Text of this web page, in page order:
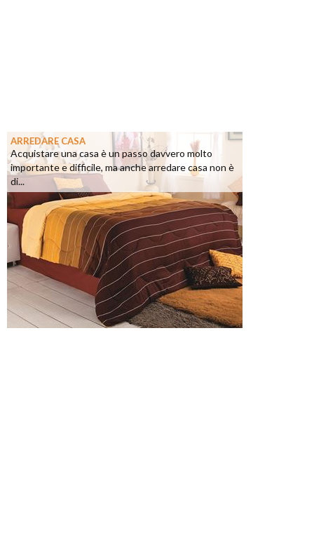
ARREDARE CASA
Acquistare una casa è un passo davvero molto
importante e difficile, ma anche arredare casa non è
di...